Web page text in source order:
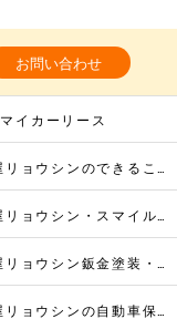
お問い合わせ
マイカーリース